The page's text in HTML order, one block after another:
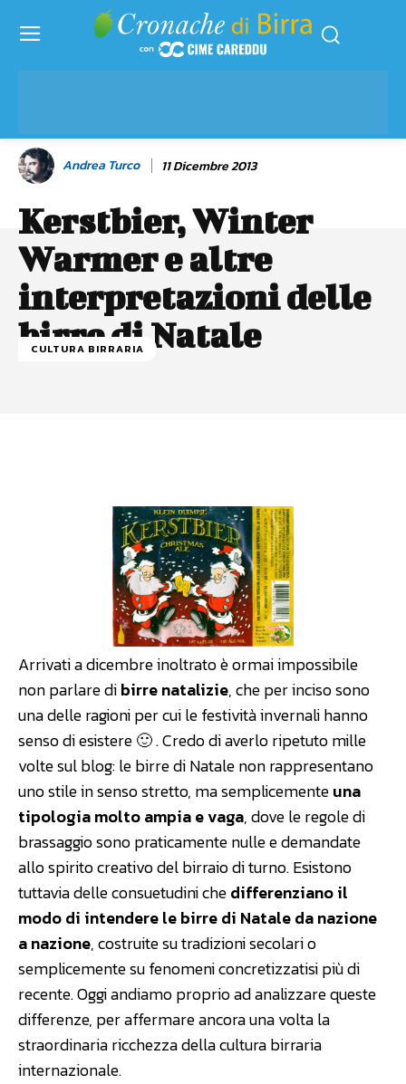
Andrea Turco 11 Dicembre 2013
Kerstbier, Winter
Warmer e altre
interpretazioni delle
birre di Natale
CULTURA BIRRARIA
Arrivati a dicembre inoltrato è ormai impossibile
non parlare dibirre natalizie, che per inciso sono
una delle ragioni per cui le festività invernali hanno
senso di esistere 🙂 . Credo di averlo ripetuto mille
volte sul blog: le birre di Natale non rappresentano
uno stile in senso stretto, ma semplicementeuna
tipologia molto ampia e vaga, dove le regole di
brassaggio sono praticamente nulle e demandate
allo spirito creativo del birraio di turno. Esistono
tuttavia delle consuetudini chedifferenziano il
modo di intendere le birre di Natale da nazione
a nazione, costruite su tradizioni secolari o
semplicemente su fenomeni concretizzatisi più di
recente. Oggi andiamo proprio ad analizzare queste
differenze, per affermare ancora una volta la
straordinaria ricchezza della cultura birraria
internazionale.